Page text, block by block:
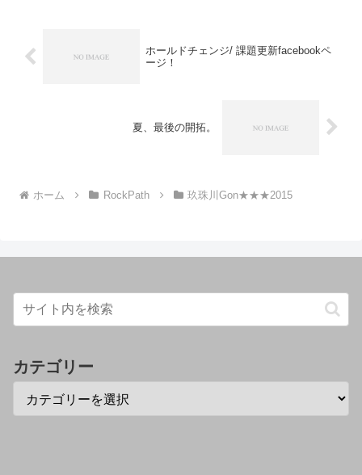
ホールドチェンジ/ 課題更新facebookペ
ージ！
夏、最後の開拓。
ホーム RockPath 玖珠川Gon★★★2015
カテゴリー